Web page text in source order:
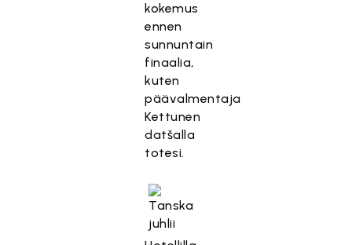
kokemus
ennen
sunnuntain
finaalia,
kuten
päävalmentaja
Kettunen
datšalla
totesi.